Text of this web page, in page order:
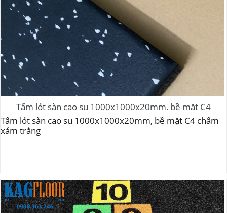
Tấm lót sàn cao su 1000x1000x20mm, bề mặt C4
chấm xám trắng
Tấm lót sàn cao su 1000x1000x20mm, bề mặt C4 chấm
xám trắng